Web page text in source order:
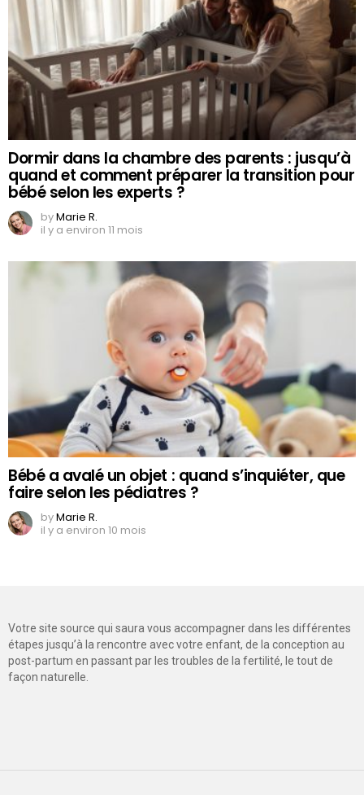
Dormir dans la chambre des parents : jusqu’à
quand et comment préparer la transition pour
bébé selon les experts ?
byMarie R.
il y a environ 11 mois
Bébé a avalé un objet : quand s’inquiéter, que
faire selon les pédiatres ?
byMarie R.
il y a environ 10 mois
Votre site source qui saura vous accompagner dans les différentes
étapes jusqu’à la rencontre avec votre enfant, de la conception au
post-partum en passant par les troubles de la fertilité, le tout de
façon naturelle.